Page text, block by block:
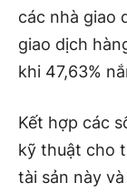
các nhà giao
giao dịch
khi 47,63%
Kết hợp các
kỹ thuật cho
tài sản này